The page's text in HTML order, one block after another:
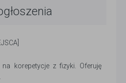
korepetycje z fizyki. Oferuję